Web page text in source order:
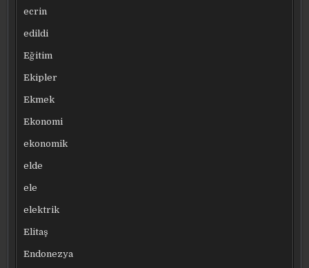
ecrin
edildi
Eğitim
Ekipler
Ekmek
Ekonomi
ekonomik
elde
ele
elektrik
Elitaş
Endonezya